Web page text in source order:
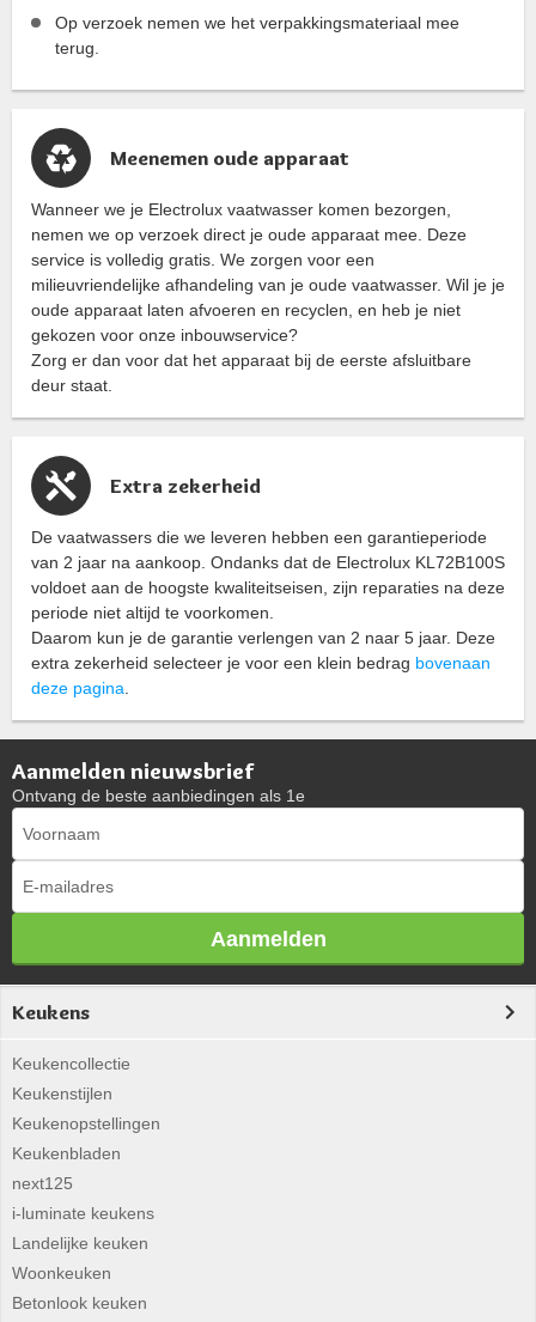
Op verzoek nemen we het verpakkingsmateriaal mee
terug.
Meenemen oude apparaat
Wanneer we je Electrolux vaatwasser komen bezorgen,
nemen we op verzoek direct je oude apparaat mee. Deze
service is volledig gratis. We zorgen voor een
milieuvriendelijke afhandeling van je oude vaatwasser. Wil je je
oude apparaat laten afvoeren en recyclen, en heb je niet
gekozen voor onze inbouwservice?
Zorg er dan voor dat het apparaat bij de eerste afsluitbare
deur staat.
Extra zekerheid
De vaatwassers die we leveren hebben een garantieperiode
van 2 jaar na aankoop. Ondanks dat de Electrolux KL72B100S
voldoet aan de hoogste kwaliteitseisen, zijn reparaties na deze
periode niet altijd te voorkomen.
Daarom kun je de garantie verlengen van 2 naar 5 jaar. Deze
extra zekerheid selecteer je voor een klein bedrag bovenaan
deze pagina.
Aanmelden nieuwsbrief
Ontvang de beste aanbiedingen als 1e
Aanmelden
Keukens
Keukencollectie
Keukenstijlen
Keukenopstellingen
Keukenbladen
next125
i-luminate keukens
Landelijke keuken
Woonkeuken
Betonlook keuken